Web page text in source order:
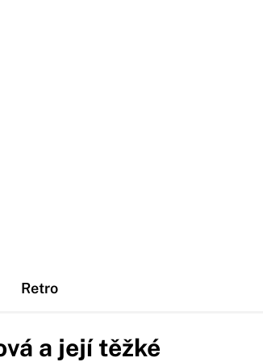
Retro
a její těžké